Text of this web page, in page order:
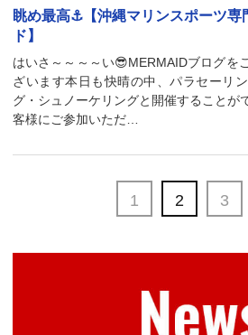
眺め最高⚓【沖縄マリンスポーツ
ド】
はいさ～～～～い😎MERMAIDブログを
ざいます本日も快晴の中、パラセーリ
グ・シュノーケリングと開催することが
客様にご参加いただ…
1 2 3